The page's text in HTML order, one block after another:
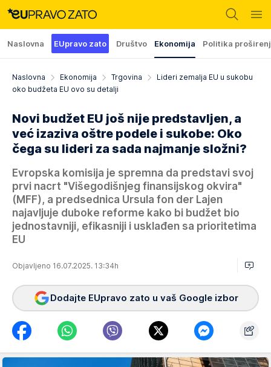
Naslovna EUpravo zato Društvo Ekonomija Politika
Naslovna Ekonomija Trgovina
Lideri zemalja EU u sukobu
oko budžeta EU ovo su detalji
Novi budžet EU još nije predstavljen, a
već izaziva oštre podele i sukobe: Oko
čega su lideri za sada najmanje složni?
Evropska komisija je spremna da predstavi svoj
prvi nacrt "Višegodišnjeg finansijskog okvira"
(MFF), a predsednica Ursula fon der Lajen
najavljuje duboke reforme kako bi budžet bio
jednostavniji, efikasniji i usklađen sa prioritetima
EU
Objavljeno 16.07.2025. 13:34h
Dodajte EUpravo zato u vaš Google izbor